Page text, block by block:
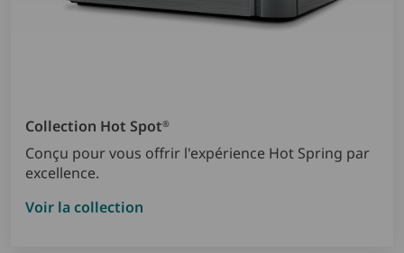
Collection Hot Spot®
Conçu pour vous offrir l'expérience Hot Spring par
excellence.
Voir la collection